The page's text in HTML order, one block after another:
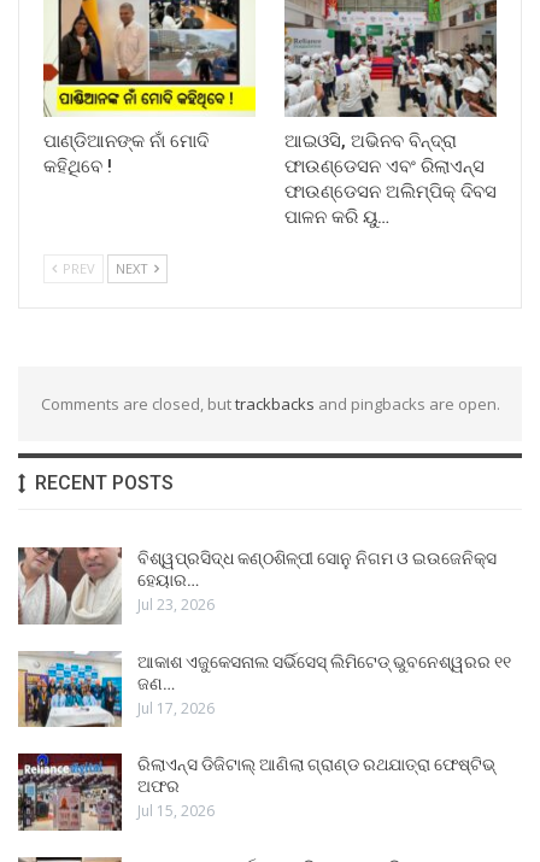
ପାଣ୍ଡିଆନଙ୍କ ନାଁ ମୋଦି
କହିଥିବେ !
ଆଇଓସି, ଅଭିନବ ବିନ୍ଦ୍ରା
ଫାଉଣ୍ଡେସନ ଏବଂ ରିଲାଏନ୍ସ
ଫାଉଣ୍ଡେସନ ଅଲିମ୍ପିକ୍ ଦିବସ
ପାଳନ କରି ୟୁ…
PREV NEXT
Comments are closed, buttrackbacks and pingbacks are open.
RECENT POSTS
ବିଶ୍ୱପ୍ରସିଦ୍ଧ କଣ୍ଠଶିଳ୍ପୀ ସୋନୁ ନିଗମ ଓ ଇଉଜେନିକ୍ସ
ହେୟାର…
Jul 23, 2026
ଆକାଶ ଏଜୁକେସନାଲ ସର୍ଭିସେସ୍ ଲିମିଟେଡ୍ ଭୁବନେଶ୍ୱରର ୧୧
ଜଣ…
Jul 17, 2026
ରିଲାଏନ୍ସ ଡିଜିଟାଲ୍ ଆଣିଲା ଗ୍ରାଣ୍ଡ ରଥଯାତ୍ରା ଫେଷ୍ଟିଭ୍
ଅଫର
Jul 15, 2026